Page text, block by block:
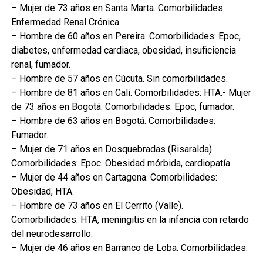
– Mujer de 73 años en Santa Marta. Comorbilidades:
Enfermedad Renal Crónica.
– Hombre de 60 años en Pereira. Comorbilidades: Epoc,
diabetes, enfermedad cardiaca, obesidad, insuficiencia
renal, fumador.
– Hombre de 57 años en Cúcuta. Sin comorbilidades.
– Hombre de 81 años en Cali. Comorbilidades: HTA.- Mujer
de 73 años en Bogotá. Comorbilidades: Epoc, fumador.
– Hombre de 63 años en Bogotá. Comorbilidades:
Fumador.
– Mujer de 71 años en Dosquebradas (Risaralda).
Comorbilidades: Epoc. Obesidad mórbida, cardiopatía.
– Mujer de 44 años en Cartagena. Comorbilidades:
Obesidad, HTA.
– Hombre de 73 años en El Cerrito (Valle).
Comorbilidades: HTA, meningitis en la infancia con retardo
del neurodesarrollo.
– Mujer de 46 años en Barranco de Loba. Comorbilidades: